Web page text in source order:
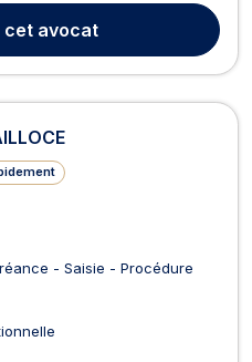
ou de service...) et en droit
Maîtr...
cet avocat
- Saisie - Procédure